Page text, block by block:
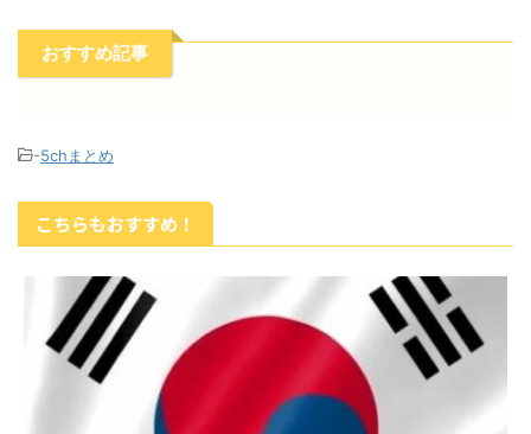
おすすめ記事
-5chまとめ
こちらもおすすめ！